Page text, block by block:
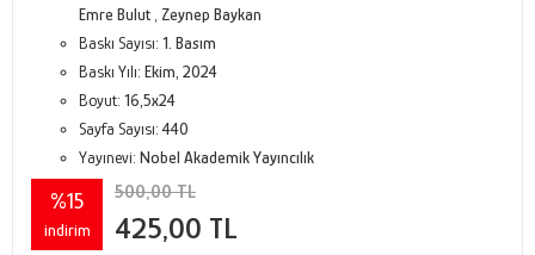
Emre Bulut
Zeynep Baykan
Baskı Sayısı: 1. Basım
Baskı Yılı: Ekim, 2024
Boyut: 16,5x24
Sayfa Sayısı:440
Yayınevi: Nobel Akademik Yayıncılık
%15
indirim
500,00 TL
425,00 TL